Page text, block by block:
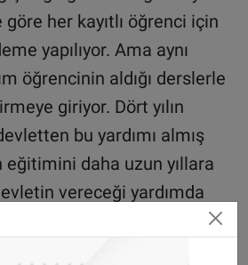
her kayıtlı öğrenci için
yapılıyor. Ama aynı
öğrencinin aldığı derslerle
giriyor. Dört yılın
bu yardımı almış
eğitimini daha uzun yıllara
vereceği yardımda